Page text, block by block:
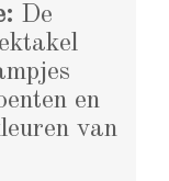
De
en
van